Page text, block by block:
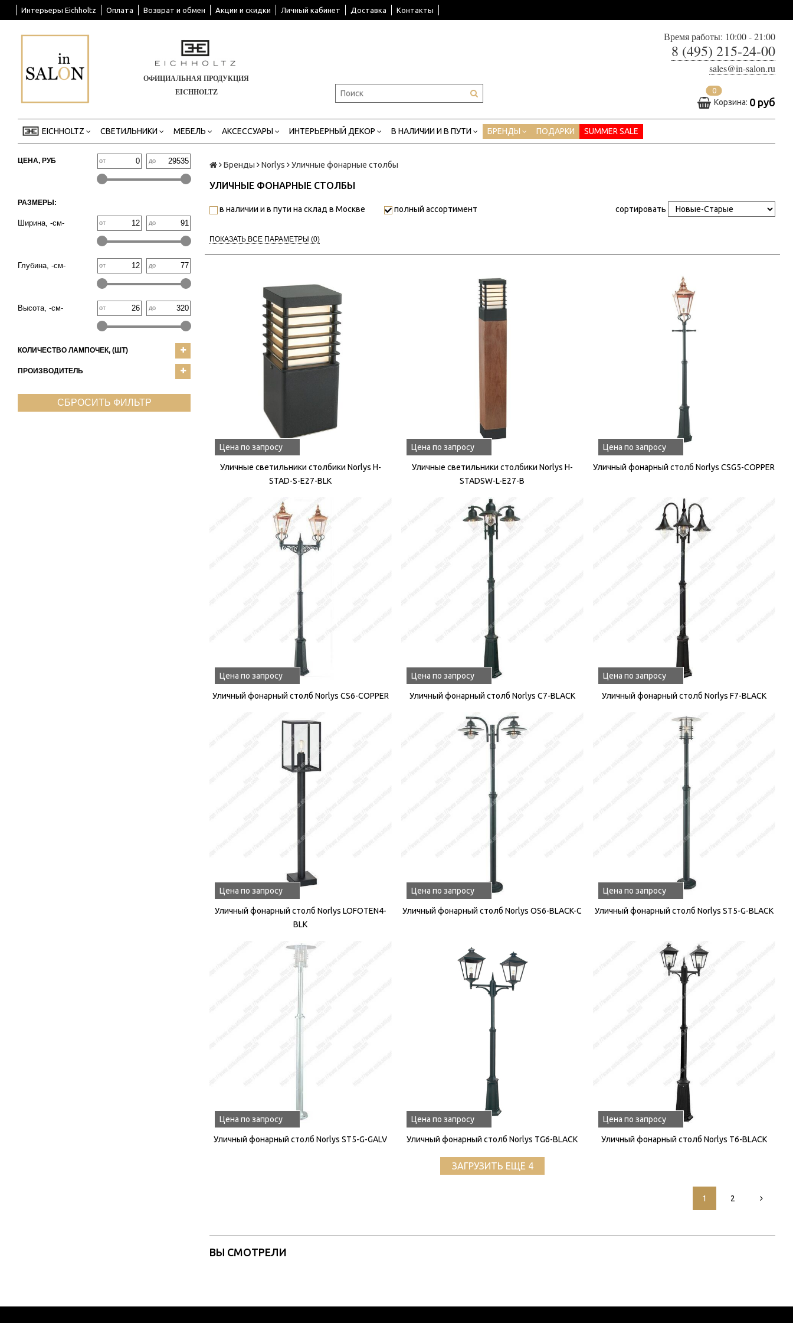
Интерьеры Eichholtz Оплата Возврат и обмен Акции и скидки Личный кабинет Доставка Контакты
ОФИЦИАЛЬНАЯ ПРОДУКЦИЯ
EICHHOLTZ
Время работы: 10:00 - 21:00
8 (495) 215-24-00
sales@in-salon.ru
0
Корзина: 0 руб
EICHHOLTZ СВЕТИЛЬНИКИ МЕБЕЛЬ АКСЕССУАРЫ ИНТЕРЬЕРНЫЙ ДЕКОР В НАЛИЧИИ И В ПУТИ БРЕНДЫ ПОДАРКИ SUMMER SALE
ЦЕНА, РУБ от до
РАЗМЕРЫ:
Ширина, -см- от до
Глубина, -см- от до
Высота, -см- от до
КОЛИЧЕСТВО ЛАМПОЧЕК, (ШТ)
ПРОИЗВОДИТЕЛЬ
СБРОСИТЬ ФИЛЬТР
Бренды Norlys Уличные фонарные столбы
УЛИЧНЫЕ ФОНАРНЫЕ СТОЛБЫ
в наличии и в пути на склад в Москве полный ассортимент сортировать
ПОКАЗАТЬ ВСЕ ПАРАМЕТРЫ (0)
Цена по запросу
Уличные светильники столбики Norlys H-
STAD-S-E27-BLK
Цена по запросу
Уличные светильники столбики Norlys H-
STADSW-L-E27-B
Цена по запросу
Уличный фонарный столб Norlys CSG5-COPPER
Цена по запросу
Уличный фонарный столб Norlys CS6-COPPER
Цена по запросу
Уличный фонарный столб Norlys C7-BLACK
Цена по запросу
Уличный фонарный столб Norlys F7-BLACK
Цена по запросу
Уличный фонарный столб Norlys LOFOTEN4-
BLK
Цена по запросу
Уличный фонарный столб Norlys OS6-BLACK-C
Цена по запросу
Уличный фонарный столб Norlys ST5-G-BLACK
Цена по запросу
Уличный фонарный столб Norlys ST5-G-GALV
Цена по запросу
Уличный фонарный столб Norlys TG6-BLACK
Цена по запросу
Уличный фонарный столб Norlys T6-BLACK
ЗАГРУЗИТЬ ЕЩЕ 4
1 2
ВЫ СМОТРЕЛИ